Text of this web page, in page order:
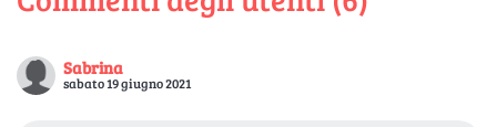
Sabrina
sabato 19 giugno 2021